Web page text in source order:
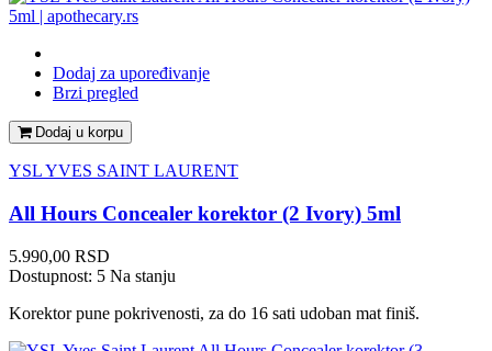
Dodaj za upoređivanje
Brzi pregled
Dodaj u korpu
YSL YVES SAINT LAURENT
All Hours Concealer korektor (2 Ivory) 5ml
Cena
5.990,00 RSD
Dostupnost: 5 Na stanju
Korektor pune pokrivenosti, za do 16 sati udoban mat finiš.